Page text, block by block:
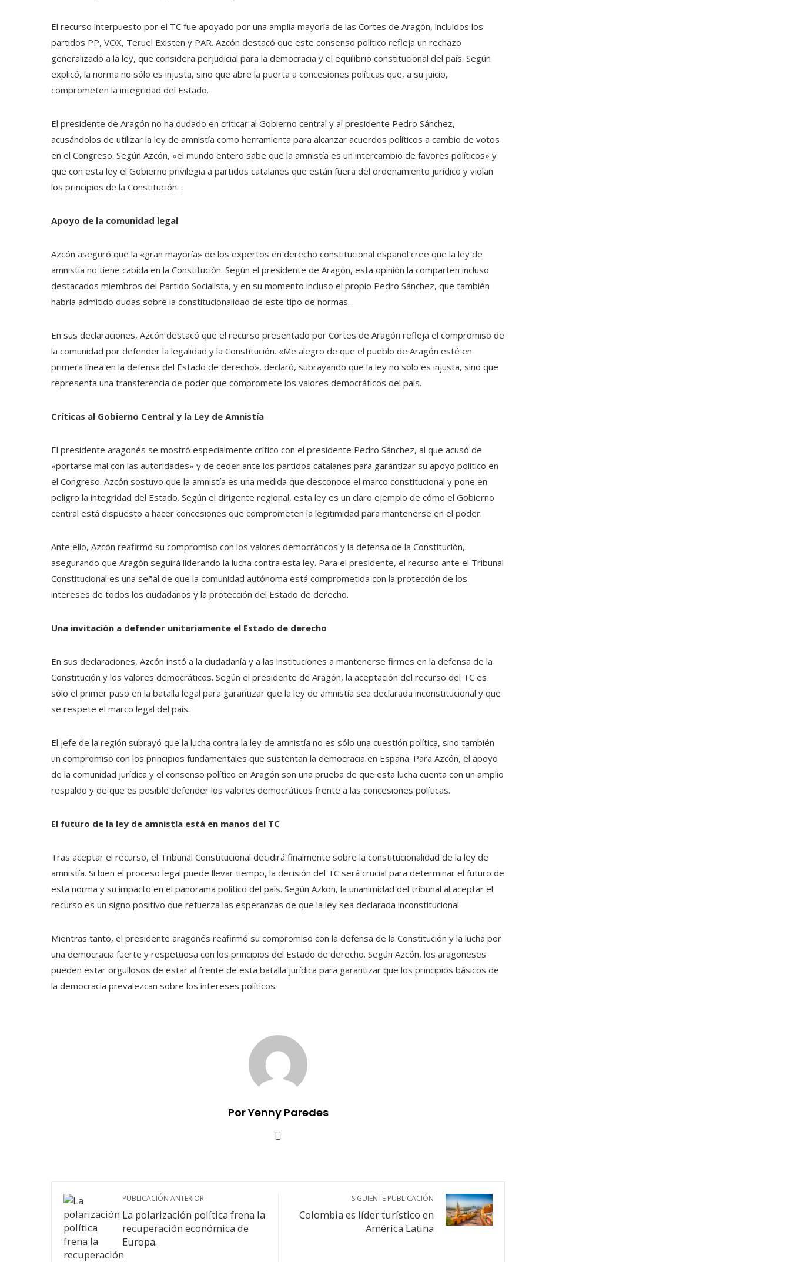
El recurso interpuesto por el TC fue apoyado por una amplia mayoría de las Cortes de Aragón, incluidos los
partidos PP, VOX, Teruel Existen y PAR. Azcón destacó que este consenso político refleja un rechazo
generalizado a la ley, que considera perjudicial para la democracia y el equilibrio constitucional del país. Según
explicó, la norma no sólo es injusta, sino que abre la puerta a concesiones políticas que, a su juicio,
comprometen la integridad del Estado.
El presidente de Aragón no ha dudado en criticar al Gobierno central y al presidente Pedro Sánchez,
acusándolos de utilizar la ley de amnistía como herramienta para alcanzar acuerdos políticos a cambio de votos
en el Congreso. Según Azcón, «el mundo entero sabe que la amnistía es un intercambio de favores políticos» y
que con esta ley el Gobierno privilegia a partidos catalanes que están fuera del ordenamiento jurídico y violan
los principios de la Constitución. .
Apoyo de la comunidad legal
Azcón aseguró que la «gran mayoría» de los expertos en derecho constitucional español cree que la ley de
amnistía no tiene cabida en la Constitución. Según el presidente de Aragón, esta opinión la comparten incluso
destacados miembros del Partido Socialista, y en su momento incluso el propio Pedro Sánchez, que también
habría admitido dudas sobre la constitucionalidad de este tipo de normas.
En sus declaraciones, Azcón destacó que el recurso presentado por Cortes de Aragón refleja el compromiso de
la comunidad por defender la legalidad y la Constitución. «Me alegro de que el pueblo de Aragón esté en
primera línea en la defensa del Estado de derecho», declaró, subrayando que la ley no sólo es injusta, sino que
representa una transferencia de poder que compromete los valores democráticos del país.
Críticas al Gobierno Central y la Ley de Amnistía
El presidente aragonés se mostró especialmente crítico con el presidente Pedro Sánchez, al que acusó de
«portarse mal con las autoridades» y de ceder ante los partidos catalanes para garantizar su apoyo político en
el Congreso. Azcón sostuvo que la amnistía es una medida que desconoce el marco constitucional y pone en
peligro la integridad del Estado. Según el dirigente regional, esta ley es un claro ejemplo de cómo el Gobierno
central está dispuesto a hacer concesiones que comprometen la legitimidad para mantenerse en el poder.
Ante ello, Azcón reafirmó su compromiso con los valores democráticos y la defensa de la Constitución,
asegurando que Aragón seguirá liderando la lucha contra esta ley. Para el presidente, el recurso ante el Tribunal
Constitucional es una señal de que la comunidad autónoma está comprometida con la protección de los
intereses de todos los ciudadanos y la protección del Estado de derecho.
Una invitación a defender unitariamente el Estado de derecho
En sus declaraciones, Azcón instó a la ciudadanía y a las instituciones a mantenerse firmes en la defensa de la
Constitución y los valores democráticos. Según el presidente de Aragón, la aceptación del recurso del TC es
sólo el primer paso en la batalla legal para garantizar que la ley de amnistía sea declarada inconstitucional y que
se respete el marco legal del país.
El jefe de la región subrayó que la lucha contra la ley de amnistía no es sólo una cuestión política, sino también
un compromiso con los principios fundamentales que sustentan la democracia en España. Para Azcón, el apoyo
de la comunidad jurídica y el consenso político en Aragón son una prueba de que esta lucha cuenta con un amplio
respaldo y de que es posible defender los valores democráticos frente a las concesiones políticas.
El futuro de la ley de amnistía está en manos del TC
Tras aceptar el recurso, el Tribunal Constitucional decidirá finalmente sobre la constitucionalidad de la ley de
amnistía. Si bien el proceso legal puede llevar tiempo, la decisión del TC será crucial para determinar el futuro de
esta norma y su impacto en el panorama político del país. Según Azkon, la unanimidad del tribunal al aceptar el
recurso es un signo positivo que refuerza las esperanzas de que la ley sea declarada inconstitucional.
Mientras tanto, el presidente aragonés reafirmó su compromiso con la defensa de la Constitución y la lucha por
una democracia fuerte y respetuosa con los principios del Estado de derecho. Según Azcón, los aragoneses
pueden estar orgullosos de estar al frente de esta batalla jurídica para garantizar que los principios básicos de
la democracia prevalezcan sobre los intereses políticos.
Por Yenny Paredes
PUBLICACIÓN ANTERIOR
La polarización política frena la
recuperación económica de
Europa.
SIGUIENTE PUBLICACIÓN
Colombia es líder turístico en
América Latina